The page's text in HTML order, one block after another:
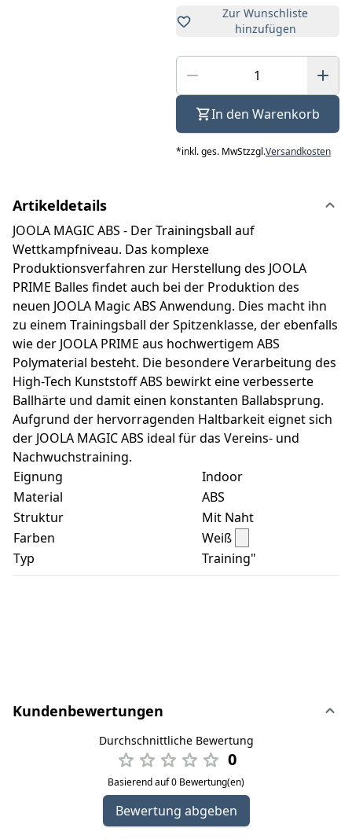
Zur Wunschliste
hinzufügen
In den Warenkorb
*inkl. ges. MwStzzgl.Versandkosten
Artikeldetails
JOOLA MAGIC ABS - Der Trainingsball auf
Wettkampfniveau. Das komplexe
Produktionsverfahren zur Herstellung des JOOLA
PRIME Balles findet auch bei der Produktion des
neuen JOOLA Magic ABS Anwendung. Dies macht ihn
zu einem Trainingsball der Spitzenklasse, der ebenfalls
wie der JOOLA PRIME aus hochwertigem ABS
Polymaterial besteht. Die besondere Verarbeitung des
High-Tech Kunststoff ABS bewirkt eine verbesserte
Ballhärte und damit einen konstanten Ballabsprung.
Aufgrund der hervorragenden Haltbarkeit eignet sich
der JOOLA MAGIC ABS ideal für das Vereins- und
Nachwuchstraining.
Eignung
Indoor
Material
ABS
Struktur
Mit Naht
Farben
Weiß
Typ
Training"
Kundenbewertungen
Durchschnittliche Bewertung
0
Basierend auf 0 Bewertung(en)
Bewertung abgeben